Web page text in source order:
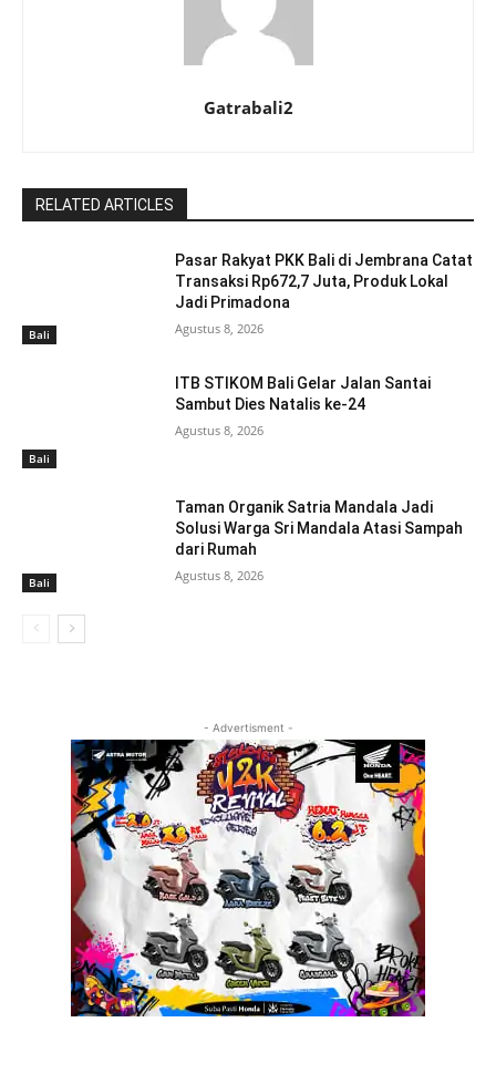
Gatrabali2
RELATED ARTICLES
Bali
Pasar Rakyat PKK Bali di Jembrana Catat
Transaksi Rp672,7 Juta, Produk Lokal
Jadi Primadona
Agustus 8, 2026
Bali
ITB STIKOM Bali Gelar Jalan Santai
Sambut Dies Natalis ke-24
Agustus 8, 2026
Bali
Taman Organik Satria Mandala Jadi
Solusi Warga Sri Mandala Atasi Sampah
dari Rumah
Agustus 8, 2026
- Advertisment -